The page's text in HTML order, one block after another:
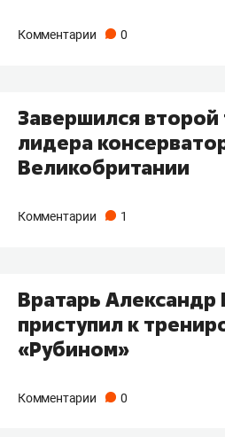
Комментарии 0
Завершился
лидера
Великобритании
Комментарии 1
Вратарь Александр
приступил к
«Рубином»
Комментарии 0